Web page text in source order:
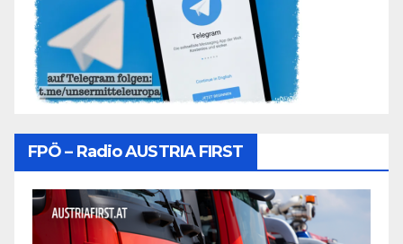
FPÖ – Radio AUSTRIA FIRST